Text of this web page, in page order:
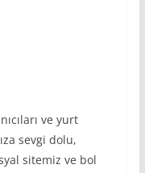
ve yurt
sevgi dolu,
sitemiz ve bol